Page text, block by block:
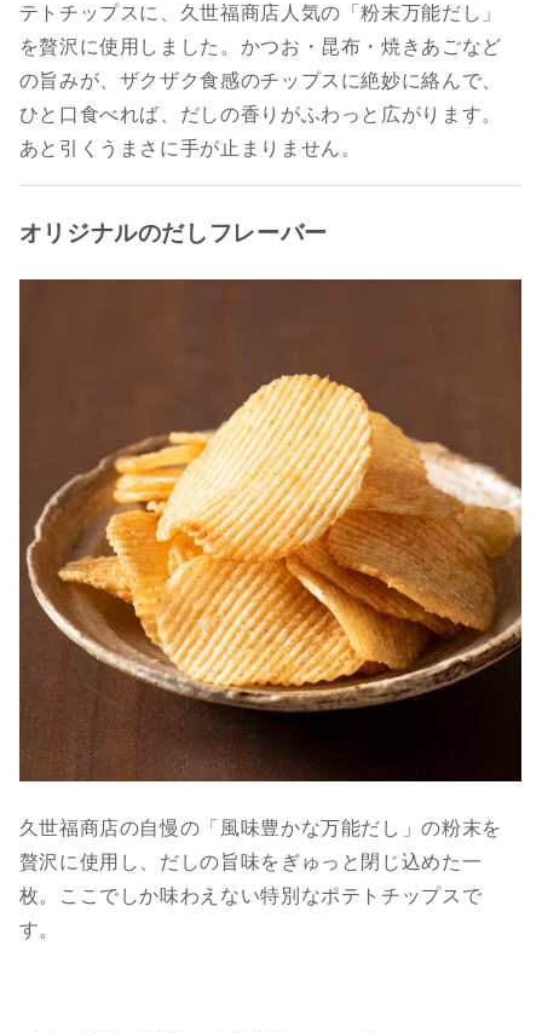
テトチップスに、久世福商店人気の「粉末万能だし」
を贅沢に使用しました。かつお・昆布・焼きあごなど
の旨みが、ザクザク食感のチップスに絶妙に絡んで、
ひと口食べれば、だしの香りがふわっと広がります。
あと引くうまさに手が止まりません。
オリジナルのだしフレーバー
久世福商店の自慢の「風味豊かな万能だし」の粉末を
贅沢に使用し、だしの旨味をぎゅっと閉じ込めた一
枚。ここでしか味わえない特別なポテトチップスで
す。